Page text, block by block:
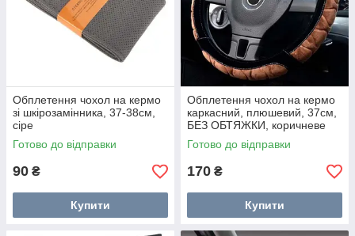
Обплетення чохол на кермо
зі шкірозамінника, 37-38см,
сіре
Готово до відправки
90 ₴
Купити
Обплетення чохол на кермо
каркасний, плюшевий, 37см,
БЕЗ ОБТЯЖКИ, коричневе
Готово до відправки
170 ₴
Купити